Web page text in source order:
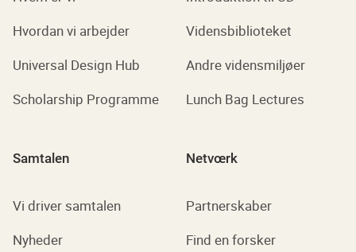
Hvordan vi arbejder
Universal Design Hub
Scholarship Programme
Vidensbiblioteket
Andre vidensmiljøer
Lunch Bag Lectures
Samtalen
Vi driver samtalen
Nyheder
Netvœrk
Partnerskaber
Find en forsker